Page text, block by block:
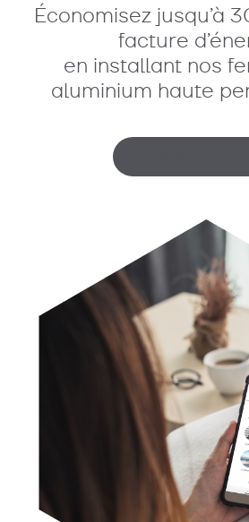
Économisez jusqu’à
facture
en installant nos
aluminium haute